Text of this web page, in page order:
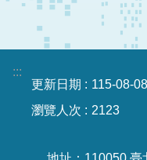
資
料
宣
告
:::
更新日期
115-08-08
瀏覽人次
2123